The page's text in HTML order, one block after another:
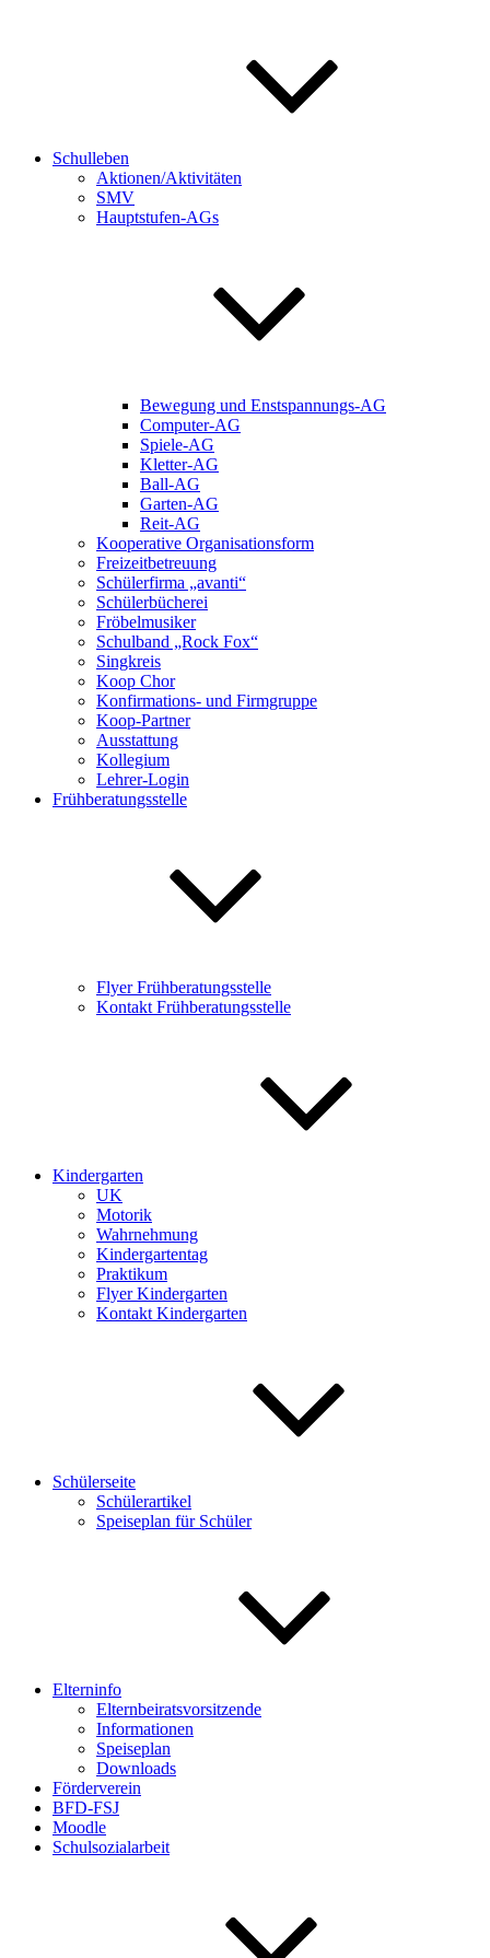
Schulleben
Aktionen/Aktivitäten
SMV
Hauptstufen-AGs
Bewegung und Enstspannungs-AG
Computer-AG
Spiele-AG
Kletter-AG
Ball-AG
Garten-AG
Reit-AG
Kooperative Organisationsform
Freizeitbetreuung
Schülerfirma „avanti“
Schülerbücherei
Fröbelmusiker
Schulband „Rock Fox“
Singkreis
Koop Chor
Konfirmations- und Firmgruppe
Koop-Partner
Ausstattung
Kollegium
Lehrer-Login
Frühberatungsstelle
Flyer Frühberatungsstelle
Kontakt Frühberatungsstelle
Kindergarten
UK
Motorik
Wahrnehmung
Kindergartentag
Praktikum
Flyer Kindergarten
Kontakt Kindergarten
Schülerseite
Schülerartikel
Speiseplan für Schüler
Elterninfo
Elternbeiratsvorsitzende
Informationen
Speiseplan
Downloads
Förderverein
BFD-FSJ
Moodle
Schulsozialarbeit